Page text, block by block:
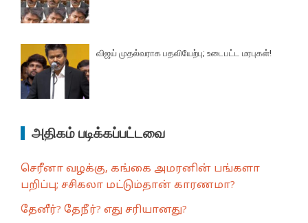
விஜய் முதல்வராக பதவியேற்பு; உடைபட்ட மரபுகள்!
அதிகம் படிக்கப்பட்டவை
செரீனா வழக்கு, கங்கை அமரனின் பங்களா
பறிப்பு; சசிகலா மட்டும்தான் காரணமா?
தேனீர்? தேநீர்? எது சரியானது?